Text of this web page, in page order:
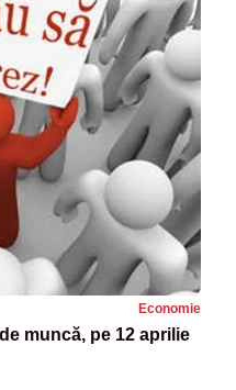
Economie
muncă, pe 12 aprilie